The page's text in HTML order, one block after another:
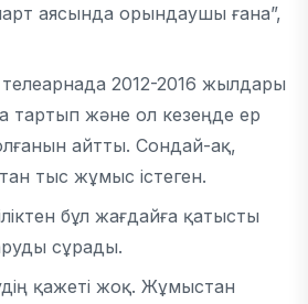
аясында орындаушы ғана”,
2012-2016 жылдары
тартып және ол кезеңде ер
айтты. Сондай-ақ,
тыс жұмыс істеген.
бұл жағдайға қатысты
сұрады.
қажеті жоқ. Жұмыстан